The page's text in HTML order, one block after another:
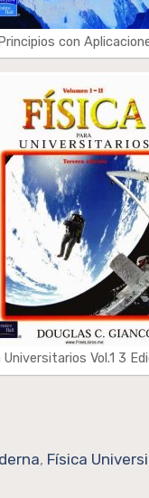
con
Universitarios Vol.1 3
, Física